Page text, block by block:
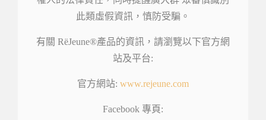
此類虛假資訊，慎防受騙。
有關 RëJeune®產品的資訊，請瀏覽以下官方網
站及平台:
官方網站: www.rejeune.com
Facebook 專頁: